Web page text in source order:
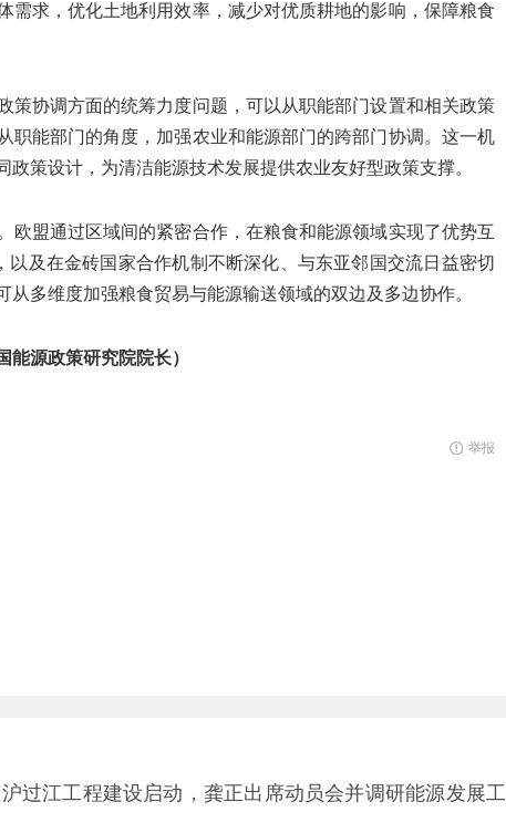
需求，优化土地利用效率，减少对优质耕地的影响，保障粮食
策协调方面的统筹力度问题，可以从职能部门设置和相关政策
职能部门的角度，加强农业和能源部门的跨部门协调。这一机
策设计，为清洁能源技术发展提供农业友好型政策支撑。
欧盟通过区域间的紧密合作，在粮食和能源领域实现了优势互
以及在金砖国家合作机制不断深化、与东亚邻国交流日益密切
多维度加强粮食贸易与能源输送领域的双边及多边协作。
能源政策研究院院长）
举报
过江工程建设启动，龚正出席动员会并调研能源发展工